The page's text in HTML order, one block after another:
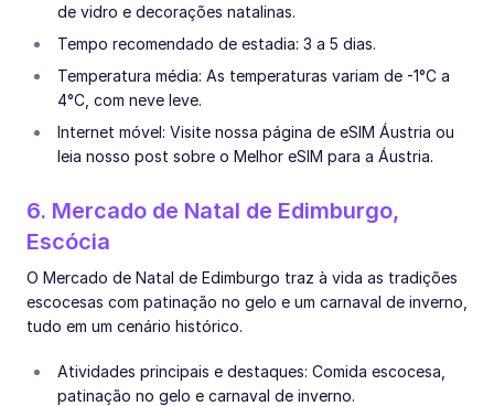
de vidro e decorações natalinas.
Tempo recomendado de estadia: 3 a 5 dias.
Temperatura média: As temperaturas variam de -1°C a
4°C, com neve leve.
Internet móvel: Visite nossa página de eSIM Áustria ou
leia nosso post sobre o Melhor eSIM para a Áustria.
6. Mercado de Natal de Edimburgo,
Escócia
O Mercado de Natal de Edimburgo traz à vida as tradições
escocesas com patinação no gelo e um carnaval de inverno,
tudo em um cenário histórico.
Atividades principais e destaques: Comida escocesa,
patinação no gelo e carnaval de inverno.